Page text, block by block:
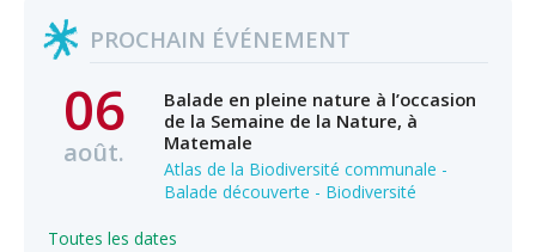
PROCHAIN ÉVÉNEMENT
06
août.
Balade en pleine nature à l’occasion
de la Semaine de la Nature, à
Matemale
Atlas de la Biodiversité communale -
Balade découverte - Biodiversité
Toutes les dates